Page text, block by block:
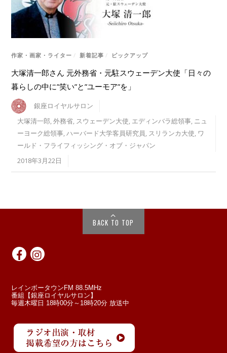
作家・画家・ライター / 新着記事 / ピックアップ
大塚清一郎さん 元外務省・元駐スウェーデン大使「日々の
暮らしの中に”笑い”と”ユーモア”を」
銀座ロイヤルサロン
大塚清一郎,外務省, スウェーデン大使, エディンバラ総領事, ニュ
ーヨーク総領事,ハーバード大学客員研究員, スリランカ大使, ワ
ールド・フライフィッシング・オブ・ジャパン
2018年3月22日
BACK TO TOP
レインボータウンFM 88.5MHz
番組【銀座ロイヤルサロン】
毎週木曜日 18時00分～18時20分 放送中